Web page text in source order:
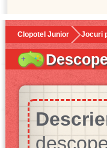
Clopotel Junior Jocuri